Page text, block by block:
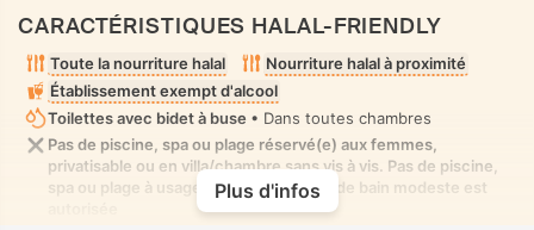
CARACTÉRISTIQUES HALAL-FRIENDLY
Toute la nourriture halal
Nourriture halal à proximité
Établissement exempt d'alcool
Toilettes avec bidet à buse • Dans toutes chambres
Pas de piscine, spa ou plage réservé(e) aux femmes,
privatisable ou en villa/chambre sans vis à vis. Pas de piscine,
spa ou plage à usage mixte où la tenue de bain modeste est
Plus d'infos